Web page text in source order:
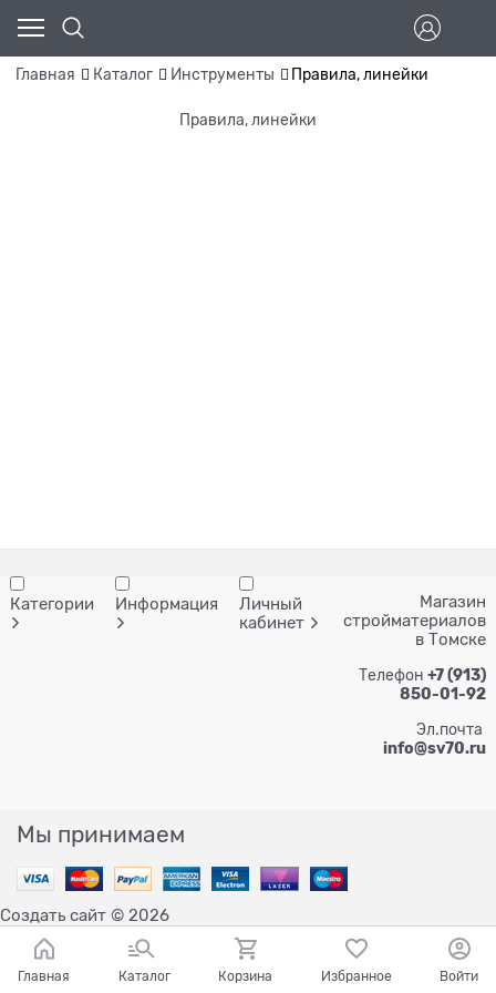
Главная Каталог Инструменты Правила, линейки
Правила, линейки
Категории Информация
Личный
кабинет
Магазин
стройматериалов
в Томске
Телефон +7 (913)
850-01-92
Эл.почта
info@sv70.ru
Мы принимаем
Создать сайт © 2026
Главная Каталог Корзина Избранное Войти